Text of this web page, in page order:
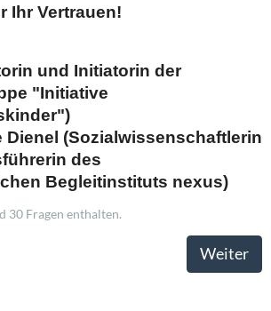
Ihr Vertrauen!
und Initiatorin der
"Initiative
Dienel (Sozialwissenschaftlerin
des
Begleitinstituts nexus)
30 Fragen enthalten.
Weiter